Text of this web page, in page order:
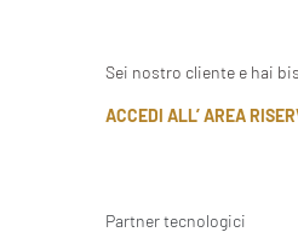
Sei nostro cliente e hai
ACCEDI ALL’ AREA
Partner tecnologici